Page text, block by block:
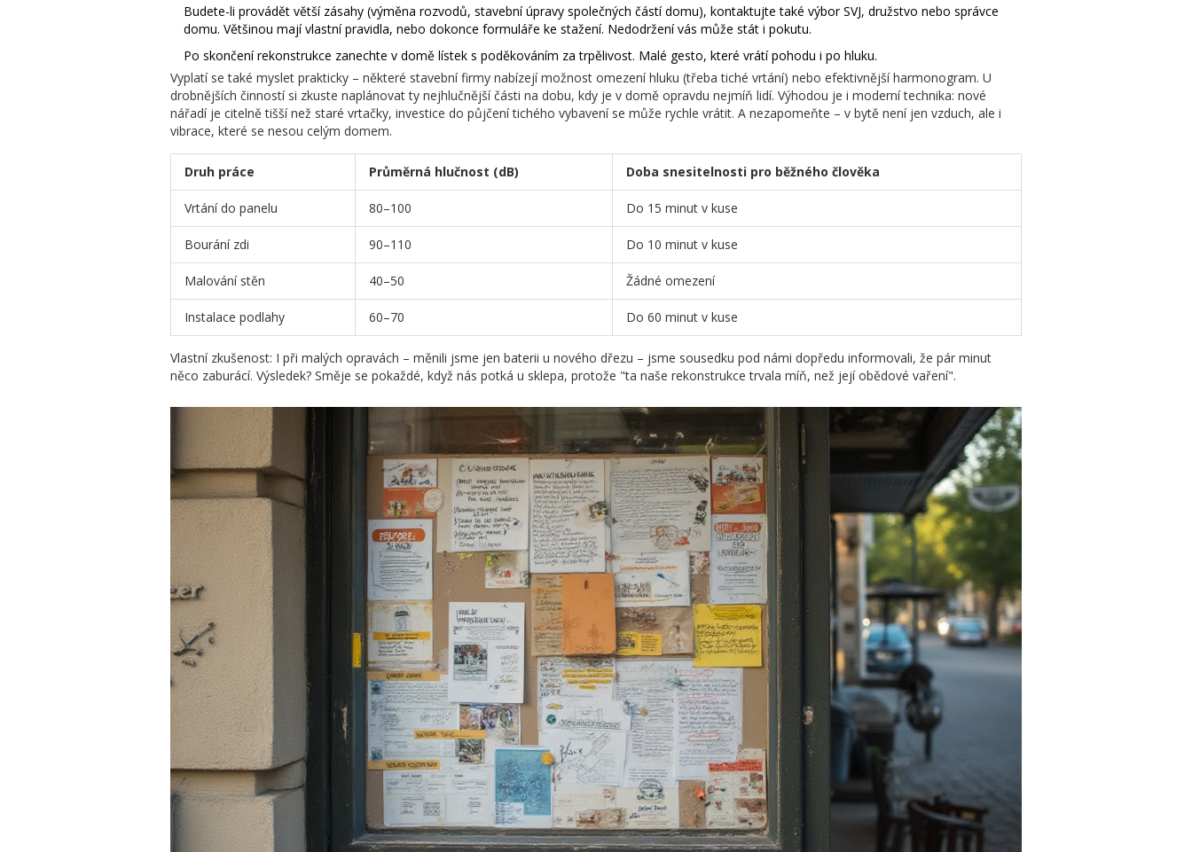
Budete-li provádět větší zásahy (výměna rozvodů, stavební úpravy společných částí domu), kontaktujte také výbor SVJ, družstvo nebo správce
domu. Většinou mají vlastní pravidla, nebo dokonce formuláře ke stažení. Nedodržení vás může stát i pokutu.
Po skončení rekonstrukce zanechte v domě lístek s poděkováním za trpělivost. Malé gesto, které vrátí pohodu i po hluku.
Vyplatí se také myslet prakticky – některé stavební firmy nabízejí možnost omezení hluku (třeba tiché vrtání) nebo efektivnější harmonogram. U
drobnějších činností si zkuste naplánovat ty nejhlučnější části na dobu, kdy je v domě opravdu nejmíň lidí. Výhodou je i moderní technika: nové
nářadí je citelně tišší než staré vrtačky, investice do půjčení tichého vybavení se může rychle vrátit. A nezapomeňte – v bytě není jen vzduch, ale i
vibrace, které se nesou celým domem.
Druh práce Průměrná hlučnost (dB) Doba snesitelnosti pro běžného člověka
Vrtání do panelu 80–100 Do 15 minut v kuse
Bourání zdi 90–110 Do 10 minut v kuse
Malování stěn 40–50 Žádné omezení
Instalace podlahy 60–70 Do 60 minut v kuse
Vlastní zkušenost: I při malých opravách – měnili jsme jen baterii u nového dřezu – jsme sousedku pod námi dopředu informovali, že pár minut
něco zaburácí. Výsledek? Směje se pokaždé, když nás potká u sklepa, protože "ta naše rekonstrukce trvala míň, než její obědové vaření".